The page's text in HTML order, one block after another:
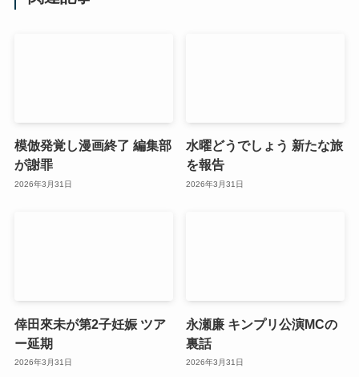
模倣発覚し漫画終了 編集部
が謝罪
2026年3月31日
水曜どうでしょう 新たな旅
を報告
2026年3月31日
倖田來未が第2子妊娠 ツア
ー延期
2026年3月31日
永瀬廉 キンプリ公演MCの
裏話
2026年3月31日